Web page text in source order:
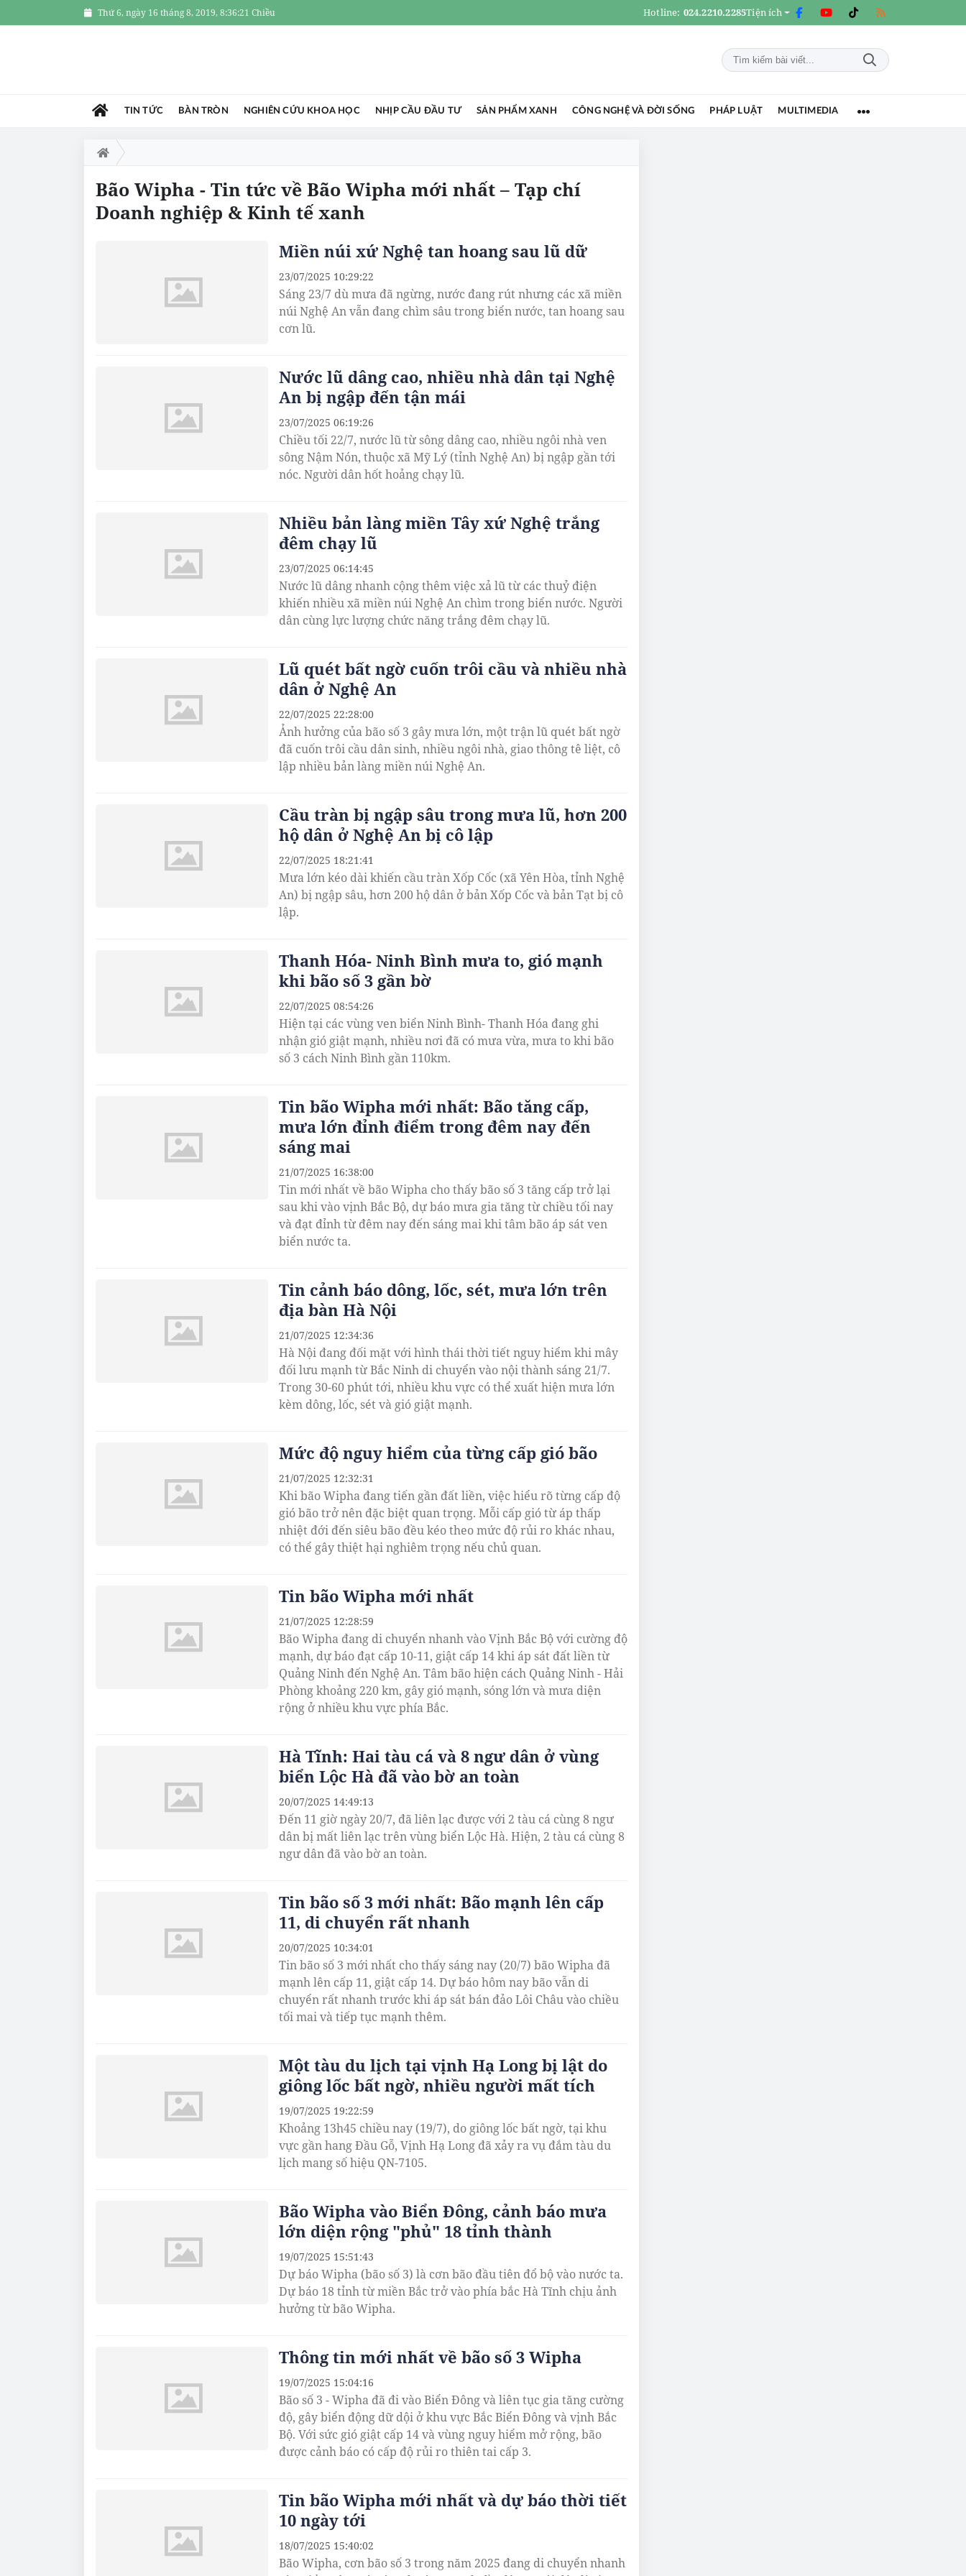
Thứ 6, ngày 7 tháng 8, 2026, 07:22:17 Hotline: 024.2210.2285Tiện ích
TIN TỨC BÀN TRÒN NGHIÊN CỨU KHOA HỌC NHỊP CẦU ĐẦU TƯ SẢN PHẨM XANH CÔNG NGHỆ VÀ ĐỜI SỐNG PHÁP LUẬT MULTIMEDIA
Bão Wipha - Tin tức về Bão Wipha mới nhất – Tạp chí
Doanh nghiệp & Kinh tế xanh
Miền núi xứ Nghệ tan hoang sau lũ dữ
Sáng 23/7 dù mưa đã ngừng, nước đang rút nhưng các xã miền
núi Nghệ An vẫn đang chìm sâu trong biển nước, tan hoang sau
cơn lũ.
23/07/2025 10:29:22
Nước lũ dâng cao, nhiều nhà dân tại Nghệ
An bị ngập đến tận mái
Chiều tối 22/7, nước lũ từ sông dâng cao, nhiều ngôi nhà ven
sông Nậm Nón, thuộc xã Mỹ Lý (tỉnh Nghệ An) bị ngập gần tới
nóc. Người dân hốt hoảng chạy lũ.
23/07/2025 06:19:26
Nhiều bản làng miền Tây xứ Nghệ trắng
đêm chạy lũ
Nước lũ dâng nhanh cộng thêm việc xả lũ từ các thuỷ điện
khiến nhiều xã miền núi Nghệ An chìm trong biển nước. Người
dân cùng lực lượng chức năng trắng đêm chạy lũ.
23/07/2025 06:14:45
Lũ quét bất ngờ cuốn trôi cầu và nhiều nhà
dân ở Nghệ An
Ảnh hưởng của bão số 3 gây mưa lớn, một trận lũ quét bất ngờ
đã cuốn trôi cầu dân sinh, nhiều ngôi nhà, giao thông tê liệt, cô
lập nhiều bản làng miền núi Nghệ An.
22/07/2025 22:28:00
Cầu tràn bị ngập sâu trong mưa lũ, hơn 200
hộ dân ở Nghệ An bị cô lập
Mưa lớn kéo dài khiến cầu tràn Xốp Cốc (xã Yên Hòa, tỉnh Nghệ
An) bị ngập sâu, hơn 200 hộ dân ở bản Xốp Cốc và bản Tạt bị cô
lập.
22/07/2025 18:21:41
Thanh Hóa- Ninh Bình mưa to, gió mạnh
khi bão số 3 gần bờ
Hiện tại các vùng ven biển Ninh Bình- Thanh Hóa đang ghi
nhận gió giật mạnh, nhiều nơi đã có mưa vừa, mưa to khi bão
số 3 cách Ninh Bình gần 110km.
22/07/2025 08:54:26
Tin bão Wipha mới nhất: Bão tăng cấp,
mưa lớn đỉnh điểm trong đêm nay đến
sáng mai
Tin mới nhất về bão Wipha cho thấy bão số 3 tăng cấp trở lại
sau khi vào vịnh Bắc Bộ, dự báo mưa gia tăng từ chiều tối nay
và đạt đỉnh từ đêm nay đến sáng mai khi tâm bão áp sát ven
biển nước ta.
21/07/2025 16:38:00
Tin cảnh báo dông, lốc, sét, mưa lớn trên
địa bàn Hà Nội
Hà Nội đang đối mặt với hình thái thời tiết nguy hiểm khi mây
đối lưu mạnh từ Bắc Ninh di chuyển vào nội thành sáng 21/7.
Trong 30-60 phút tới, nhiều khu vực có thể xuất hiện mưa lớn
kèm dông, lốc, sét và gió giật mạnh.
21/07/2025 12:34:36
Mức độ nguy hiểm của từng cấp gió bão
Khi bão Wipha đang tiến gần đất liền, việc hiểu rõ từng cấp độ
gió bão trở nên đặc biệt quan trọng. Mỗi cấp gió từ áp thấp
nhiệt đới đến siêu bão đều kéo theo mức độ rủi ro khác nhau,
có thể gây thiệt hại nghiêm trọng nếu chủ quan.
21/07/2025 12:32:31
Tin bão Wipha mới nhất
Bão Wipha đang di chuyển nhanh vào Vịnh Bắc Bộ với cường độ
mạnh, dự báo đạt cấp 10-11, giật cấp 14 khi áp sát đất liền từ
Quảng Ninh đến Nghệ An. Tâm bão hiện cách Quảng Ninh - Hải
Phòng khoảng 220 km, gây gió mạnh, sóng lớn và mưa diện
rộng ở nhiều khu vực phía Bắc.
21/07/2025 12:28:59
Hà Tĩnh: Hai tàu cá và 8 ngư dân ở vùng
biển Lộc Hà đã vào bờ an toàn
Đến 11 giờ ngày 20/7, đã liên lạc được với 2 tàu cá cùng 8 ngư
dân bị mất liên lạc trên vùng biển Lộc Hà. Hiện, 2 tàu cá cùng 8
ngư dân đã vào bờ an toàn.
20/07/2025 14:49:13
Tin bão số 3 mới nhất: Bão mạnh lên cấp
11, di chuyển rất nhanh
Tin bão số 3 mới nhất cho thấy sáng nay (20/7) bão Wipha đã
mạnh lên cấp 11, giật cấp 14. Dự báo hôm nay bão vẫn di
chuyển rất nhanh trước khi áp sát bán đảo Lôi Châu vào chiều
tối mai và tiếp tục mạnh thêm.
20/07/2025 10:34:01
Một tàu du lịch tại vịnh Hạ Long bị lật do
giông lốc bất ngờ, nhiều người mất tích
Khoảng 13h45 chiều nay (19/7), do giông lốc bất ngờ, tại khu
vực gần hang Đầu Gỗ, Vịnh Hạ Long đã xảy ra vụ đắm tàu du
lịch mang số hiệu QN-7105.
19/07/2025 19:22:59
Bão Wipha vào Biển Đông, cảnh báo mưa
lớn diện rộng "phủ" 18 tỉnh thành
Dự báo Wipha (bão số 3) là cơn bão đầu tiên đổ bộ vào nước ta.
Dự báo 18 tỉnh từ miền Bắc trở vào phía bắc Hà Tĩnh chịu ảnh
hưởng từ bão Wipha.
19/07/2025 15:51:43
Thông tin mới nhất về bão số 3 Wipha
Bão số 3 - Wipha đã đi vào Biển Đông và liên tục gia tăng cường
độ, gây biển động dữ dội ở khu vực Bắc Biển Đông và vịnh Bắc
Bộ. Với sức gió giật cấp 14 và vùng nguy hiểm mở rộng, bão
được cảnh báo có cấp độ rủi ro thiên tai cấp 3.
19/07/2025 15:04:16
Tin bão Wipha mới nhất và dự báo thời tiết
10 ngày tới
Bão Wipha, cơn bão số 3 trong năm 2025 đang di chuyển nhanh
18/07/2025 15:40:02